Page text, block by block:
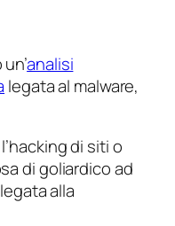
analisi
legata al malware,
di siti o
di goliardico ad
alla